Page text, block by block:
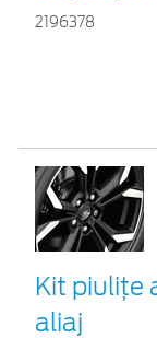
2196378
Kit piuliţe
aliaj